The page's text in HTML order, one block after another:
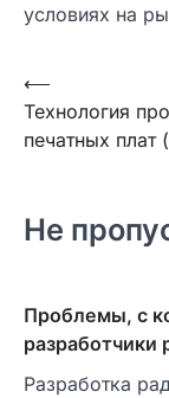
условиях на
Навигация
по
⟵
Технология
печатных плат
Не
Проблемы, с
разработчики
Разработка